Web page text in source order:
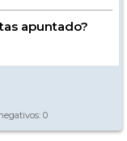
apuntado?
0